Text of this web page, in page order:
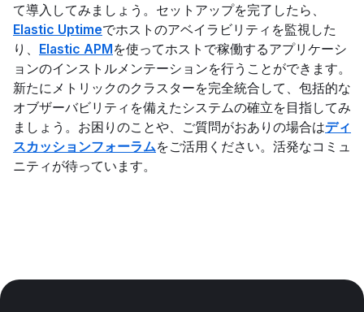
て導入してみましょう。セットアップを完了したら、
Elastic Uptimeでホストのアベイラビリティを監視した
り、 Elastic APMを使ってホストで稼働するアプリケーシ
ョンのインストルメンテーションを行うことができます。
新たにメトリックのクラスターを完全統合して、包括的な
オブザーバビリティを備えたシステムの確立を目指してみ
ましょう。お困りのことや、ご質問がおありの場合はディ
スカッションフォーラムをご活用ください。活発なコミュ
ニティが待っています。